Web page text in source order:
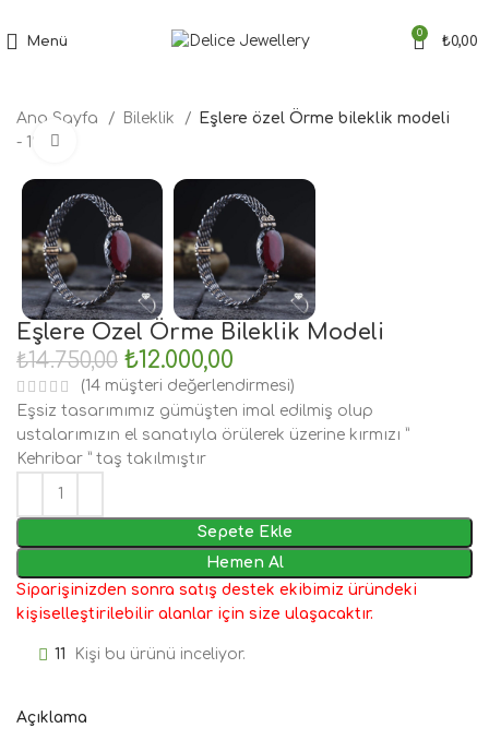
Menü
0
₺0,00
Ana Sayfa Bileklik
Eşlere özel Örme bileklik modeli
- 19%
Eşlere Özel Örme Bileklik Modeli
₺14.750,00 ₺12.000,00
(14 müşteri değerlendirmesi)
Eşsiz tasarımımız gümüşten imal edilmiş olup
ustalarımızın el sanatıyla örülerek üzerine kırmızı ”
Kehribar ” taş takılmıştır
Sepete Ekle
Hemen Al
Siparişinizden sonra satış destek ekibimiz üründeki
kişiselleştirilebilir alanlar için size ulaşacaktır.
11 Kişi bu ürünü inceliyor.
Açıklama